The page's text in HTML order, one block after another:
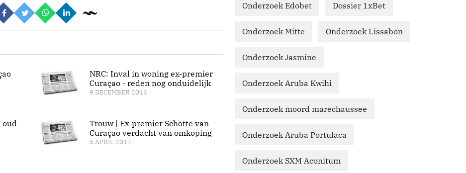
oud-
NRC: Inval in woning ex-premier
Curaçao - reden nog onduidelijk
9 DECEMBER 2013
Trouw | Ex-premier Schotte van
Curaçao verdacht van omkoping
5 APRIL 2017
Onderzoek Edobet Dossier 1xBet
Onderzoek Mitte Onderzoek Lissabon
Onderzoek Jasmine
Onderzoek Aruba Kwihi
Onderzoek moord marechaussee
Onderzoek Aruba Portulaca
Onderzoek SXM Aconitum